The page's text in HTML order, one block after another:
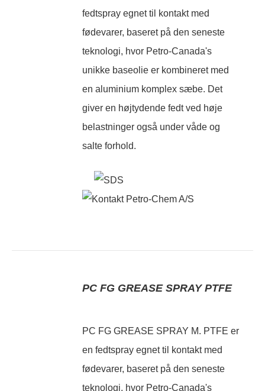
fedtspray egnet til kontakt med
fødevarer, baseret på den seneste
teknologi, hvor Petro-Canada's
unikke baseolie er kombineret med
en aluminium komplex sæbe. Det
giver en højtydende fedt ved høje
belastninger også under våde og
salte forhold.
PC FG GREASE SPRAY PTFE
PC FG GREASE SPRAY M. PTFE er
en fedtspray egnet til kontakt med
fødevarer, baseret på den seneste
teknologi, hvor Petro-Canada's